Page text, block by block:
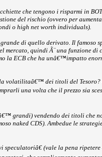
che tengono i risparmi in
del rischio (ovvero per
o high net worth individuals).
di quello derivato. Il famoso
quindi Ã¨ una funzione di
la ECB che ha unâ€™impatto
dei titoli del Tesoro? Il
una volta che il prezzo sia
grandi) vendendo dei titoli che
naked CDS). Ambedue le
(vale la pena ripetere